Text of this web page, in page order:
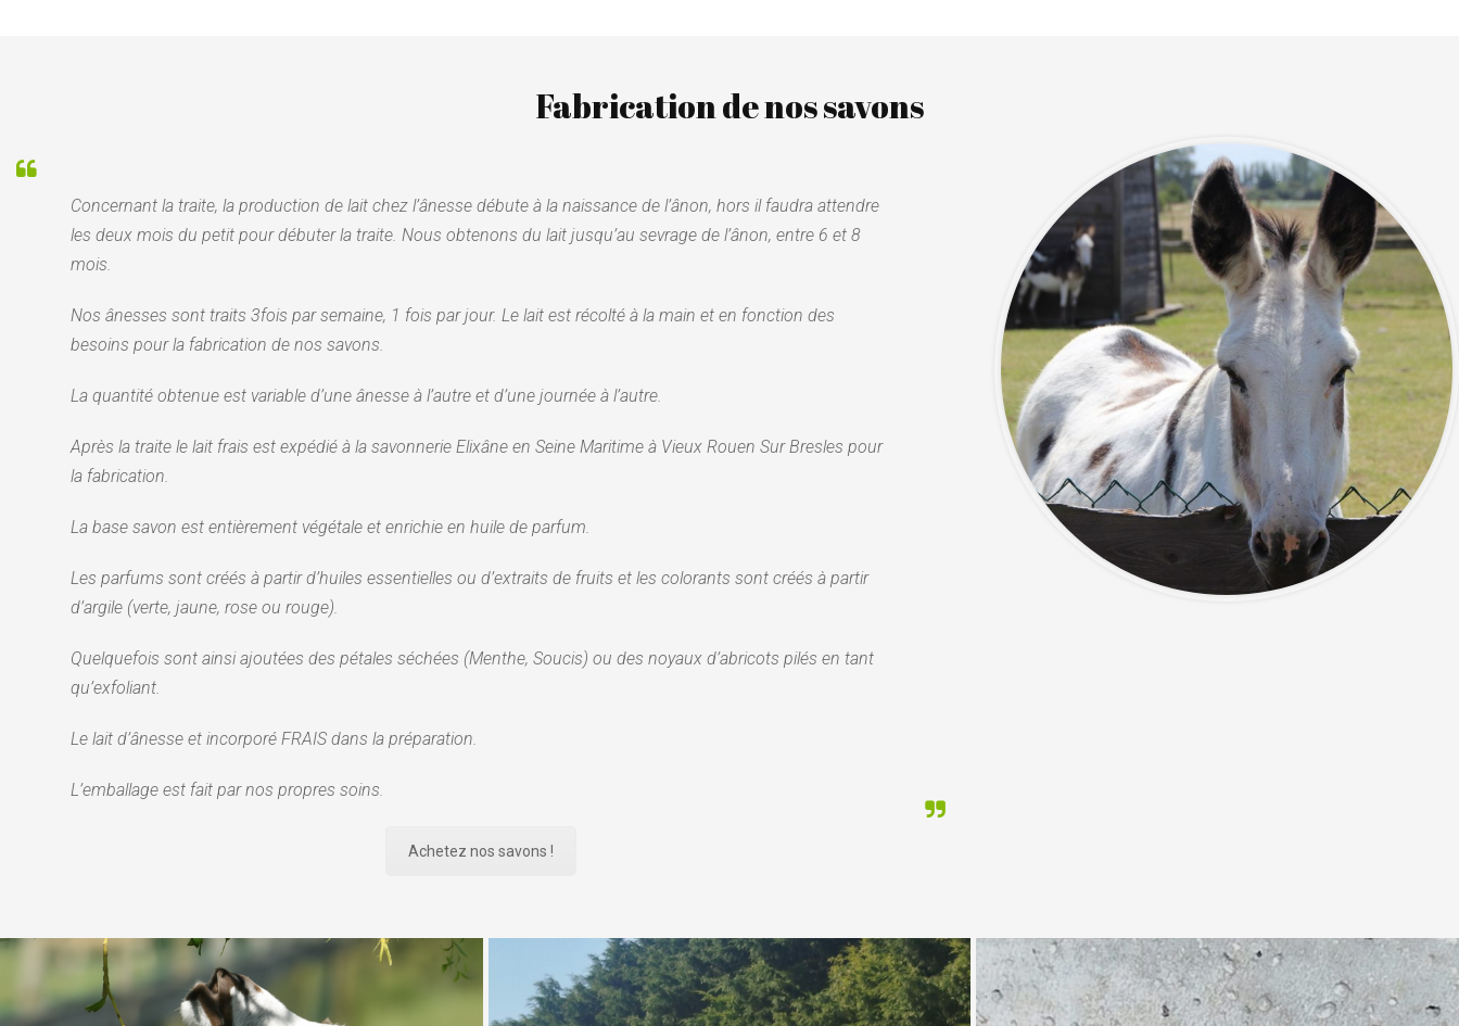
Fabrication de nos savons
Concernant la traite, la production de lait chez l’ânesse débute à la naissance de l’ânon, hors il faudra attendre
les deux mois du petit pour débuter la traite. Nous obtenons du lait jusqu’au sevrage de l’ânon, entre 6 et 8
mois.
Nos ânesses sont traits 3fois par semaine, 1 fois par jour. Le lait est récolté à la main et en fonction des
besoins pour la fabrication de nos savons.
La quantité obtenue est variable d’une ânesse à l’autre et d’une journée à l’autre.
Après la traite le lait frais est expédié à la savonnerie Elixâne en Seine Maritime à Vieux Rouen Sur Bresles pour
la fabrication.
La base savon est entièrement végétale et enrichie en huile de parfum.
Les parfums sont créés à partir d’huiles essentielles ou d’extraits de fruits et les colorants sont créés à partir
d’argile (verte, jaune, rose ou rouge).
Quelquefois sont ainsi ajoutées des pétales séchées (Menthe, Soucis) ou des noyaux d’abricots pilés en tant
qu’exfoliant.
Le lait d’ânesse et incorporé FRAIS dans la préparation.
L’emballage est fait par nos propres soins.
Achetez nos savons !